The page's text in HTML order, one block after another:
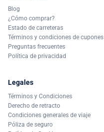
Blog
¿Cómo comprar?
Estado de carreteras
Términos y condiciones de cupones
Preguntas frecuentes
Política de privacidad
Legales
Términos y Condiciones
Derecho de retracto
Condiciones generales de viaje
Póliza de seguro